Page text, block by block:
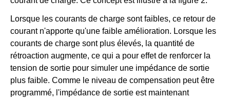
Lorsque les courants de charge sont faibles, ce retour de
courant n'apporte qu'une faible amélioration. Lorsque les
courants de charge sont plus élevés, la quantité de
rétroaction augmente, ce qui a pour effet de renforcer la
tension de sortie pour simuler une impédance de sortie
plus faible. Comme le niveau de compensation peut être
programmé, l'impédance de sortie est maintenant